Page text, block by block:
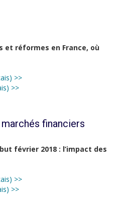
et réformes en France, où
>>
>>
financiers
février 2018 : l’impact des
>>
>>